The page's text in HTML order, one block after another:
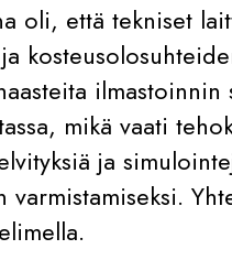
oli, että tekniset
mikä vaati
ja